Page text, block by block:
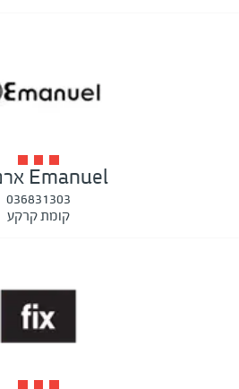
Emanuel ארנקים
036831303
קומת קרקע